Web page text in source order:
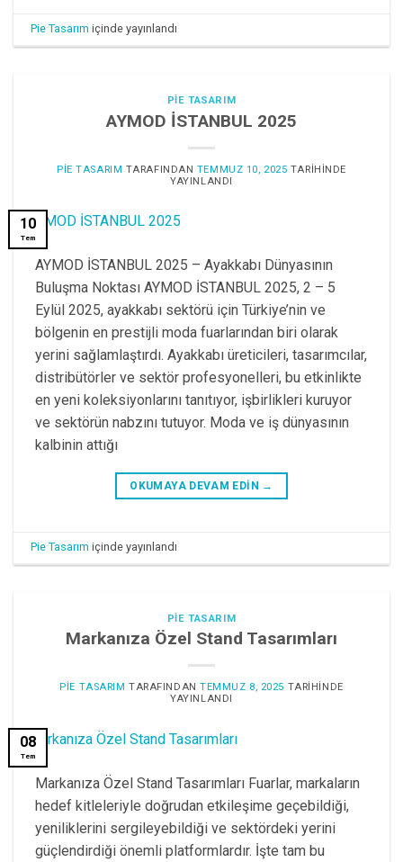
Pie Tasarım içinde yayınlandı
PIE TASARIM
AYMOD İSTANBUL 2025
PIE TASARIM TARAFINDAN TEMMUZ 10, 2025 TARIHINDE
YAYINLANDI
10
Tem
AYMOD İSTANBUL 2025 – Ayakkabı Dünyasının
Buluşma Noktası AYMOD İSTANBUL 2025, 2 – 5
Eylül 2025, ayakkabı sektörü için Türkiye’nin ve
bölgenin en prestijli moda fuarlarından biri olarak
yerini sağlamlaştırdı. Ayakkabı üreticileri, tasarımcılar,
distribütörler ve sektör profesyonelleri, bu etkinlikte
en yeni koleksiyonlarını tanıtıyor, işbirlikleri kuruyor
ve sektörün nabzını tutuyor. Moda ve iş dünyasının
kalbinin attığı
OKUMAYA DEVAM EDIN →
Pie Tasarım içinde yayınlandı
PIE TASARIM
Markanıza Özel Stand Tasarımları
PIE TASARIM TARAFINDAN TEMMUZ 8, 2025 TARIHINDE
YAYINLANDI
08
Tem
Markanıza Özel Stand Tasarımları Fuarlar, markaların
hedef kitleleriyle doğrudan etkileşime geçebildiği,
yeniliklerini sergileyebildiği ve sektördeki yerini
güçlendirdiği önemli platformlardır. İşte tam bu